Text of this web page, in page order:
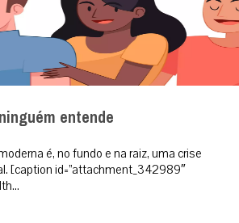
entende
é, no fundo e na raiz, uma crise
[caption id=”attachment_342989″